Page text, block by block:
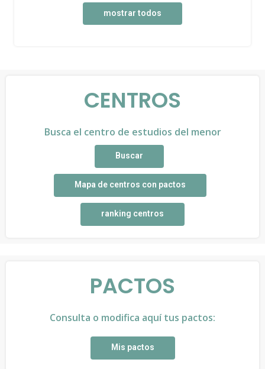
mostrar todos
CENTROS
Busca el centro de estudios del menor
Buscar
Mapa de centros con pactos
ranking centros
PACTOS
Consulta o modifica aquí tus pactos:
Mis pactos